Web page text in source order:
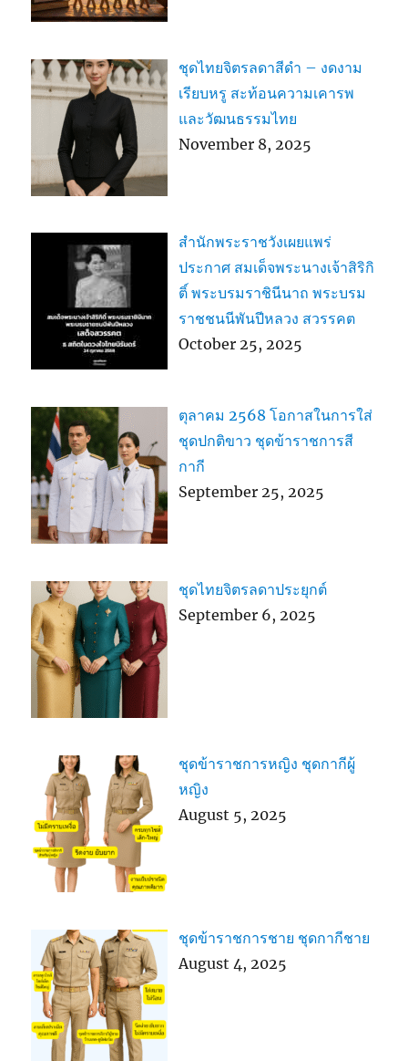
ชุดไทยจิตรลดาสีดำ – งดงาม
เรียบหรู สะท้อนความเคารพ
และวัฒนธรรมไทย
November 8, 2025
สำนักพระราชวังเผยแพร่
ประกาศ สมเด็จพระนางเจ้าสิริกิ
ติ์ พระบรมราชินีนาถ พระบรม
ราชชนนีพันปีหลวง สวรรคต
October 25, 2025
ตุลาคม 2568 โอกาสในการใส่
ชุดปกติขาว ชุดข้าราชการสี
กากี
September 25, 2025
ชุดไทยจิตรลดาประยุกต์
September 6, 2025
ชุดข้าราชการหญิง ชุดกากีผู้
หญิง
August 5, 2025
ชุดข้าราชการชาย ชุดกากีชาย
August 4, 2025